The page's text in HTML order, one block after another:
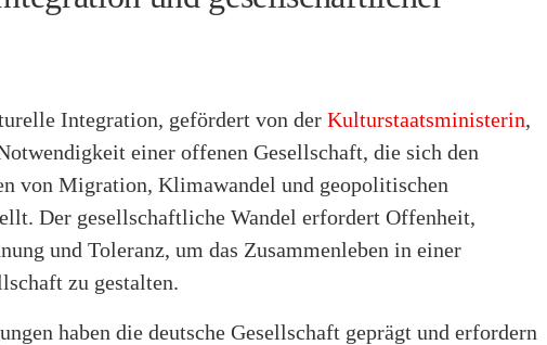
Integration, gefördert von der Kulturstaatsministerin,
einer offenen Gesellschaft, die sich den
von Migration, Klimawandel und geopolitischen
Der gesellschaftliche Wandel erfordert Offenheit,
und Toleranz, um das Zusammenleben in einer
zu gestalten.
haben die deutsche Gesellschaft geprägt und erfordern